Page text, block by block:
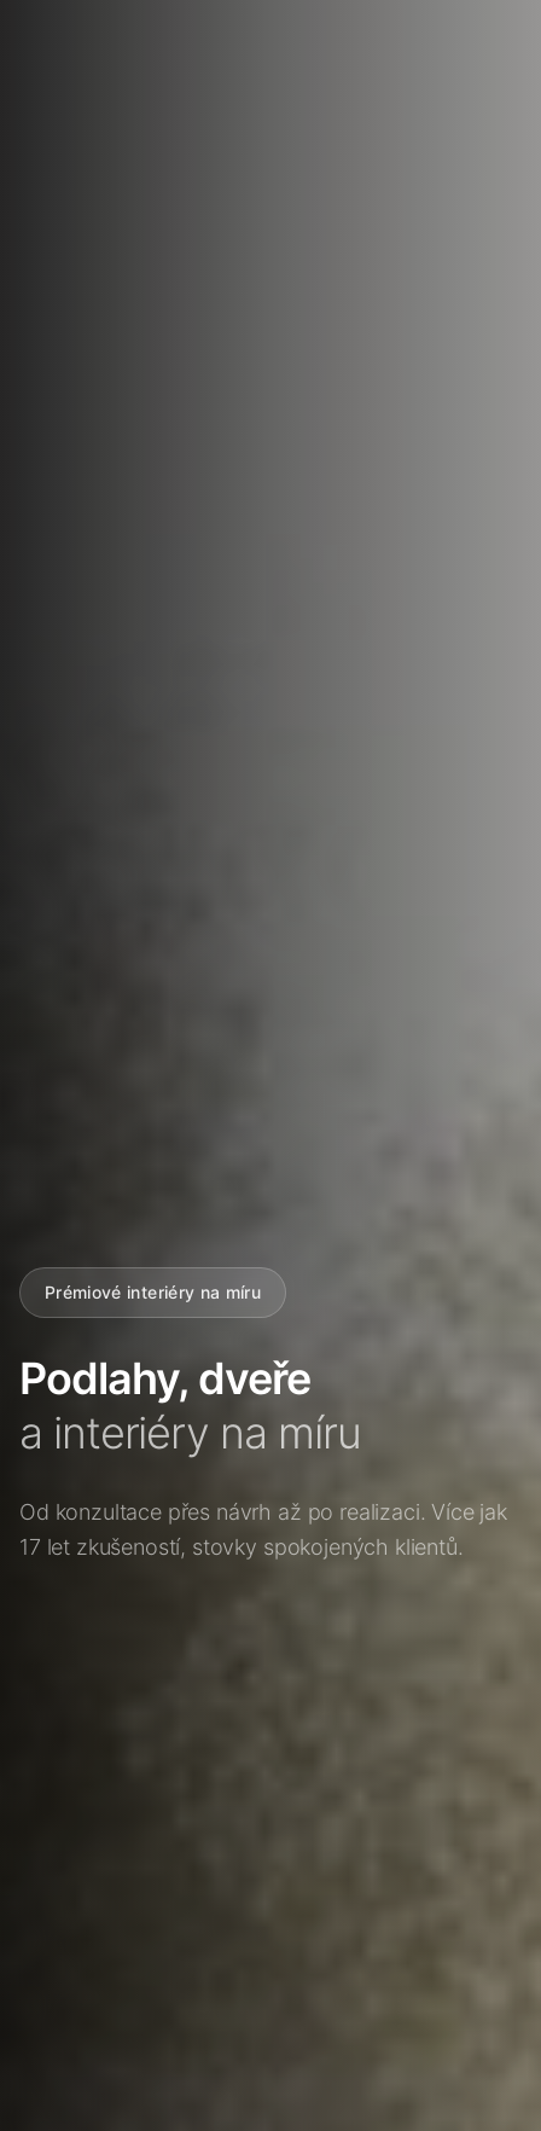
Prémiové interiéry na míru
Podlahy, dveře
a interiéry na míru
Od konzultace přes návrh až po realizaci. Více jak
17 let zkušeností, stovky spokojených klientů.